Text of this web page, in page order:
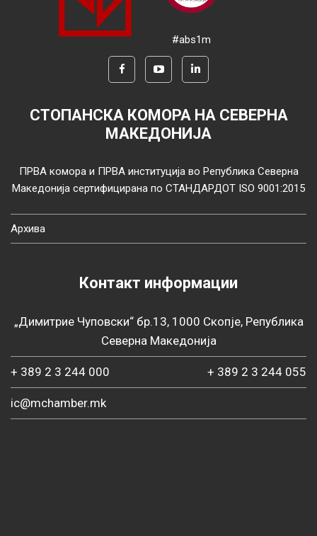
#abs1m
СТОПАНСКА КОМОРА НА СЕВЕРНА
МАКЕДОНИЈА
ПРВА комора и ПРВА институција во Република Северна
Македонија сертифицирана по СТАНДАРДОТ ISO 9001:2015
Архива
Контакт информации
„Димитрие Чуповски“ бр.13, 1000 Скопје, Република
Северна Македонија
+ 389 2 3 244 000 + 389 2 3 244 055
ic@mchamber.mk